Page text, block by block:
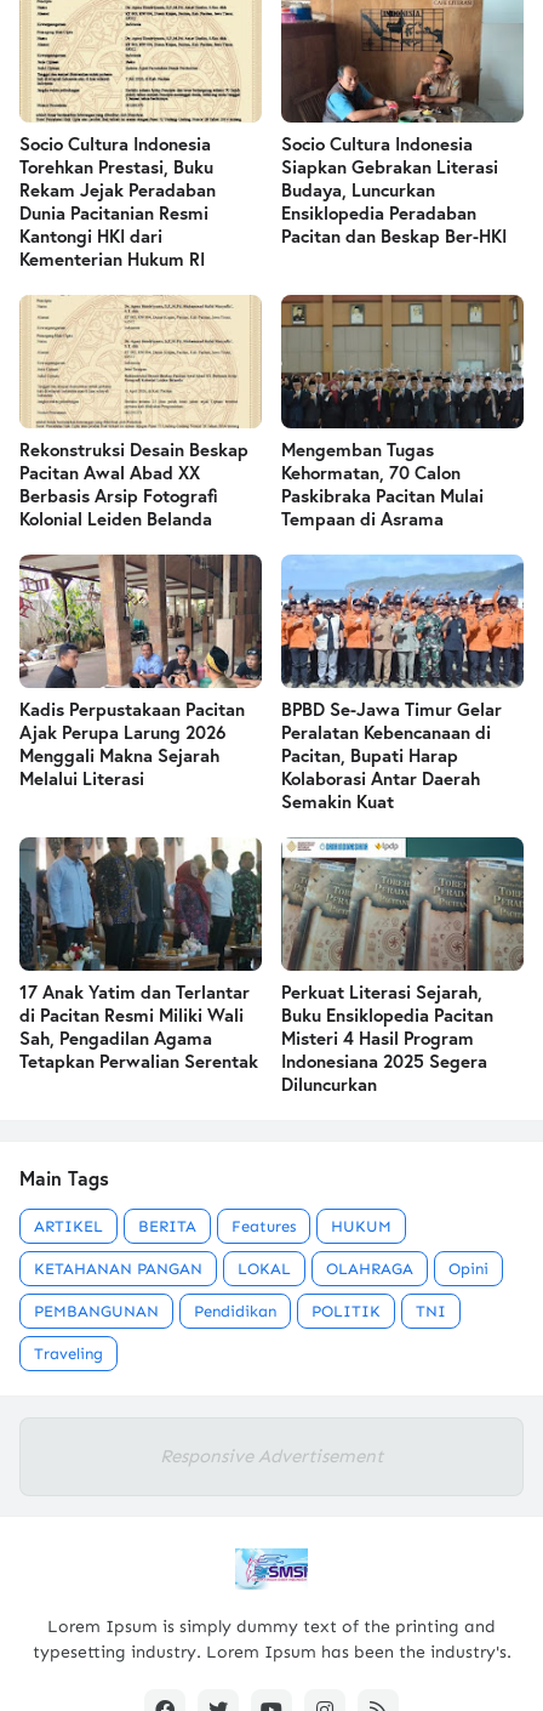
Socio Cultura Indonesia
Torehkan Prestasi, Buku
Rekam Jejak Peradaban
Dunia Pacitanian Resmi
Kantongi HKI dari
Kementerian Hukum RI
Socio Cultura Indonesia
Siapkan Gebrakan Literasi
Budaya, Luncurkan
Ensiklopedia Peradaban
Pacitan dan Beskap Ber-HKI
Rekonstruksi Desain Beskap
Pacitan Awal Abad XX
Berbasis Arsip Fotografi
Kolonial Leiden Belanda
Mengemban Tugas
Kehormatan, 70 Calon
Paskibraka Pacitan Mulai
Tempaan di Asrama
Kadis Perpustakaan Pacitan
Ajak Perupa Larung 2026
Menggali Makna Sejarah
Melalui Literasi
BPBD Se-Jawa Timur Gelar
Peralatan Kebencanaan di
Pacitan, Bupati Harap
Kolaborasi Antar Daerah
Semakin Kuat
17 Anak Yatim dan Terlantar
di Pacitan Resmi Miliki Wali
Sah, Pengadilan Agama
Tetapkan Perwalian Serentak
Perkuat Literasi Sejarah,
Buku Ensiklopedia Pacitan
Misteri 4 Hasil Program
Indonesiana 2025 Segera
Diluncurkan
Main Tags
ARTIKEL BERITA Features HUKUM
KETAHANAN PANGAN LOKAL OLAHRAGA Opini
PEMBANGUNAN Pendidikan POLITIK TNI
Traveling
Responsive Advertisement
Lorem Ipsum is simply dummy text of the printing and
typesetting industry. Lorem Ipsum has been the industry's.